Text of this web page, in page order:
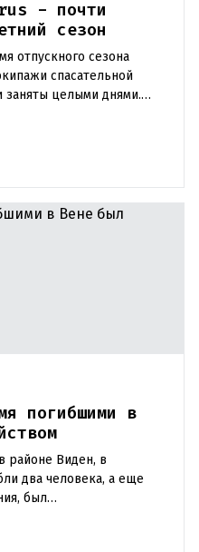
- почти
сезон
отпускного сезона
спасательной
целыми днями. В
погибшими в
районе Виден, в
два человека, а еще
был
на трубе в ква